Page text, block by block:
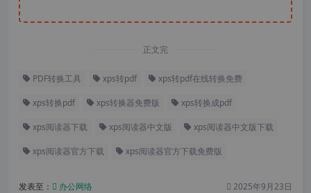
正文完
PDF转换工具 xps转pdf xps转pdf在线转换免费
xps转换pdf xps转换器免费版 xps转换成pdf
xps阅读器下载 xps阅读器中文版 xps阅读器中文版下载
xps阅读器官方下载 xps阅读器官方下载免费版
发表至： 办公网络 2025年9月23日